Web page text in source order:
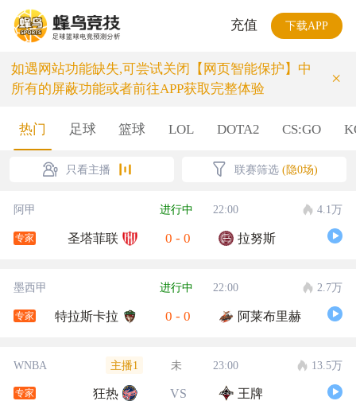
充值 下载APP
如遇网站功能缺失,可尝试关闭【网页智能保护】中
所有的屏蔽功能或者前往APP获取完整体验
×
热门 足球 篮球 LOL DOTA2 CS:GO
只看主播 联赛筛选 (隐0场)
阿甲 进行中 22:00 4.1万
专家 圣塔菲联 0 - 0 拉努斯
墨西甲 进行中 22:00 2.7万
专家 特拉斯卡拉 0 - 0 阿莱布里赫
WNBA 主播1 未 23:00 13.5万
专家 狂热 VS 王牌